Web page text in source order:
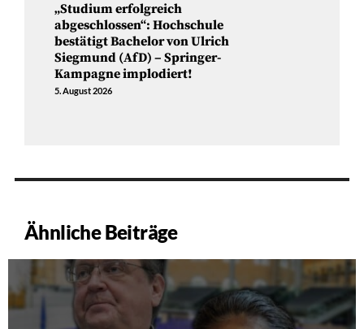
„Studium erfolgreich
abgeschlossen“: Hochschule
bestätigt Bachelor von Ulrich
Siegmund (AfD) – Springer-
Kampagne implodiert!
5. August 2026
Ähnliche Beiträge